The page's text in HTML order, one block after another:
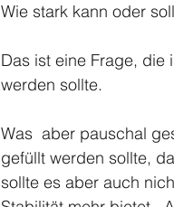
Wie stark kann oder
Das ist eine Frage, die
werden sollte.
Was  aber pauschal
gefüllt werden sollte,
sollte es aber auch